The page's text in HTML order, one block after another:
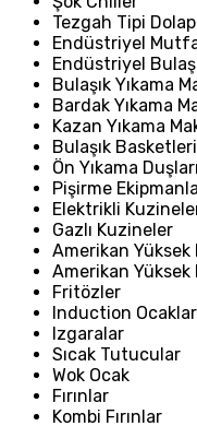
Tezgah Tipi
Endüstriyel
Endüstriyel
Bulaşık Yıkama
Bardak Yıkama
Kazan Yıkama
Bulaşık
Ön Yıkama Duşları
Pişirme
Elektrikli
Gazlı Kuzineler
Amerikan
Amerikan
Fritözler
Induction Ocaklar
Izgaralar
Sıcak Tutucular
Wok Ocak
Fırınlar
Kombi Fırınlar